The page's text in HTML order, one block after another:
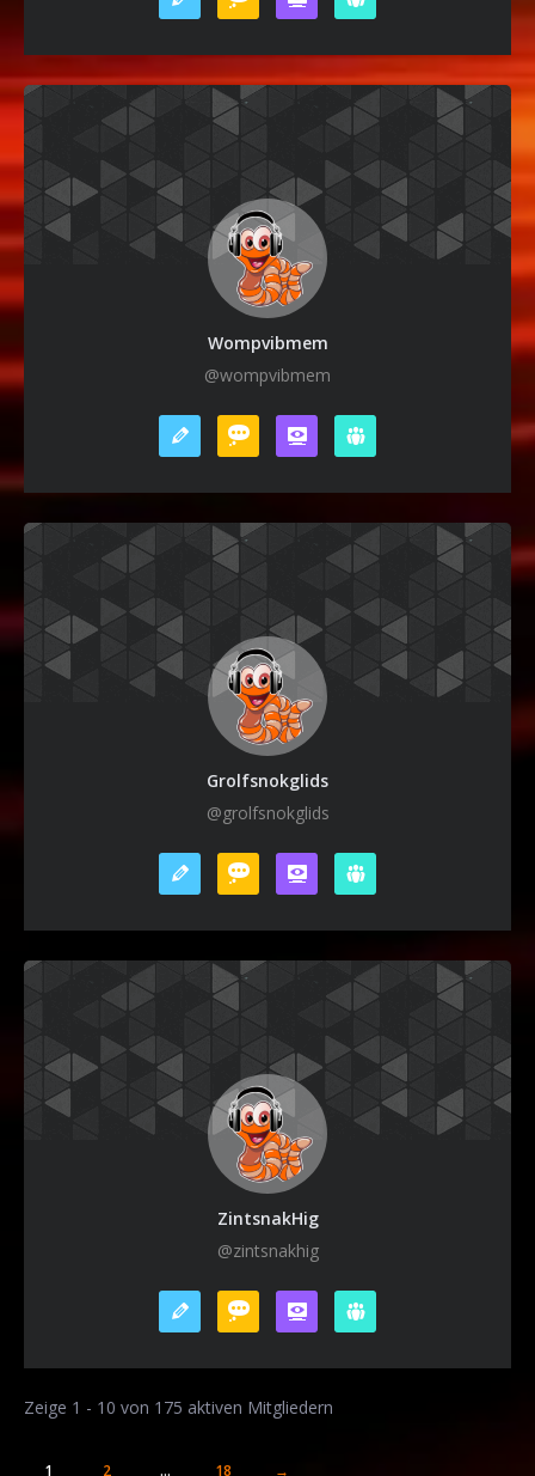
Wompvibmem
@wompvibmem
Grolfsnokglids
@grolfsnokglids
ZintsnakHig
@zintsnakhig
Zeige 1 - 10 von 175 aktiven Mitgliedern
1 2 … 18 →